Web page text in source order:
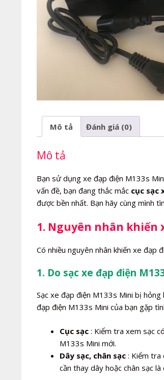
Mô tả Đánh giá (0)
Mô tả
Bạn sử dụng xe đạp điện M133s
vấn đề, bạn đang thắc mắc cục sạc
được bền nhất. Bạn hãy cùng mình
1. Nguyên nhân khiến
Có nhiều nguyên nhân khiến xe đạp
1. Do sạc xe đạp điện
Sạc xe đạp điện M133s Mini bị hỏng
đạp điện M133s Mini của bạn gặp
Cục sạc : Kiểm tra xem sạc
M133s Mini mới.
Dây sạc, chân sạc : Kiểm tra
cần thay dây hoặc chân sạc